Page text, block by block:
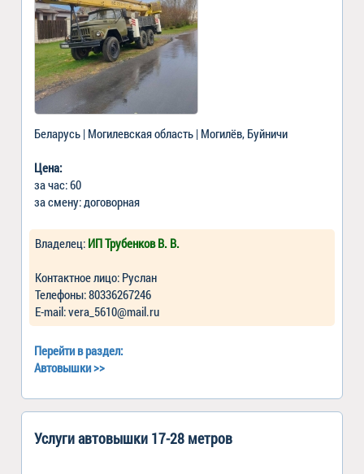
Беларусь | Могилевская область | Могилёв, Буйничи
Цена:
за час: 60
за смену: договорная
Владелец: ИП Трубенков В. В.
Контактное лицо: Руслан
Телефоны: 80336267246
Е-mail: vera_5610@mail.ru
Перейти в раздел:
Автовышки>>
Услуги автовышки 17-28 метров